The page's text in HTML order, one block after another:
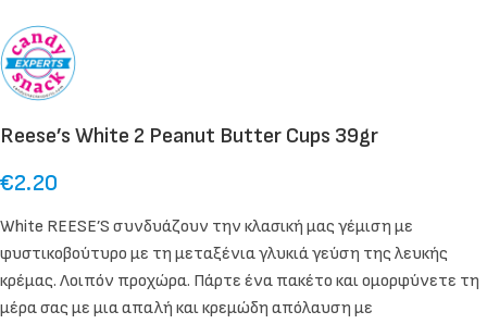
Reese’s White 2 Peanut Butter Cups 39gr
€2.20
White REESE’S συνδυάζουν την κλασική μας γέμιση με
φυστικοβούτυρο με τη μεταξένια γλυκιά γεύση της λευκής
κρέμας. Λοιπόν προχώρα. Πάρτε ένα πακέτο και ομορφύνετε τη
μέρα σας με μια απαλή και κρεμώδη απόλαυση με